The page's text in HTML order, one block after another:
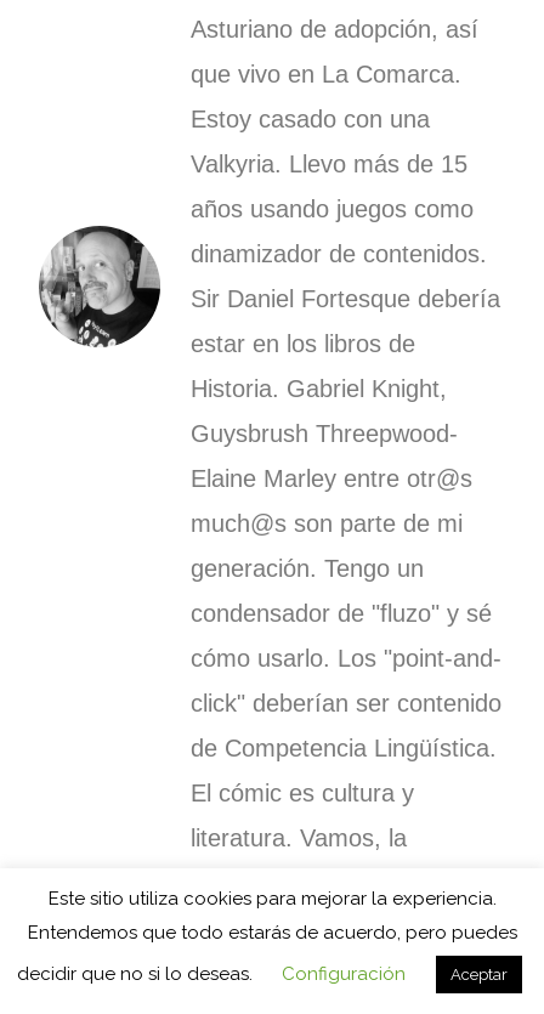
Asturiano de adopción, así
que vivo en La Comarca.
Estoy casado con una
Valkyria. Llevo más de 15
años usando juegos como
dinamizador de contenidos.
Sir Daniel Fortesque debería
estar en los libros de
Historia. Gabriel Knight,
Guysbrush Threepwood-
Elaine Marley entre otr@s
much@s son parte de mi
generación. Tengo un
condensador de "fluzo" y sé
cómo usarlo. Los "point-and-
click" deberían ser contenido
de Competencia Lingüística.
El cómic es cultura y
literatura. Vamos, la
tardando.
Este sitio utiliza cookies para mejorar la experiencia.
Entendemos que todo estarás de acuerdo, pero puedes
decidir que no si lo deseas.
Configuración Aceptar